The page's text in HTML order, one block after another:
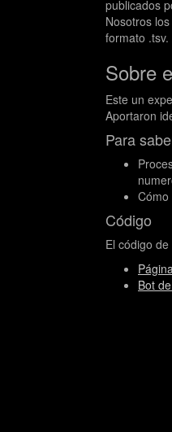
publicados
Nosotros
formato .tsv.
Sobre
Este un
Aportaron
Para
Cómo
Código
El código
Bot